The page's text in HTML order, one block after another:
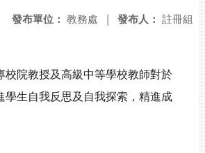
發布人： 註冊組
發布單位： 教務處 |
院教授及高級中等學校教師對於
生自我反思及自我探索，精進成